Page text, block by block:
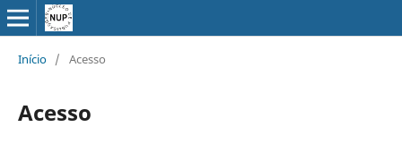
Início / Acesso
Acesso